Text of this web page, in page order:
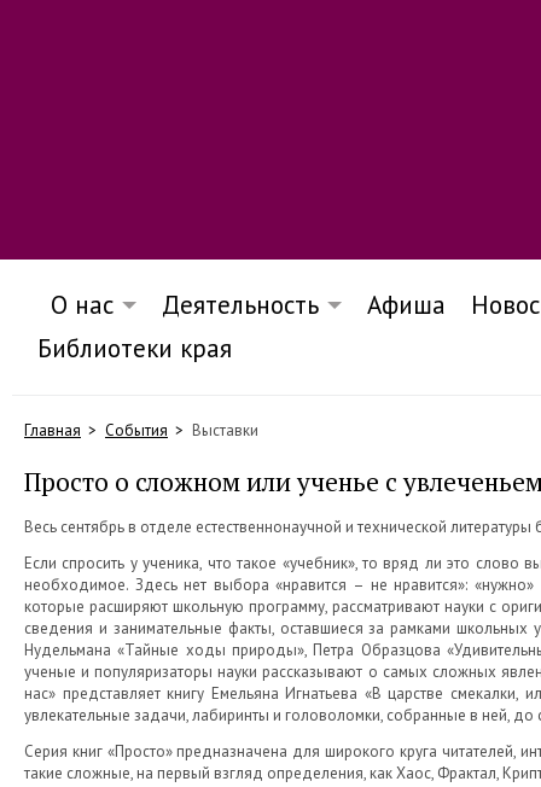
О нас Деятельность Афиша
Библиотеки края
Главная События Выставки
Просто о сложном или ученье с
Весь сентябрь в отделе естественнонаучной и технической
Если спросить у ученика, что такое «учебник», то вряд ли это
необходимое. Здесь нет выбора «нравится – не нравится»:
которые расширяют школьную программу, рассматривают науки с
сведения и занимательные факты, оставшиеся за рамками школьных
Нудельмана «Тайные ходы природы», Петра Образцова
ученые и популяризаторы науки рассказывают о самых сложных
нас» представляет книгу Емельяна Игнатьева «В царстве
увлекательные задачи, лабиринты и головоломки, собранные в ней, до
Серия книг «Просто» предназначена для широкого круга
такие сложные, на первый взгляд определения, как Хаос, Фрактал,